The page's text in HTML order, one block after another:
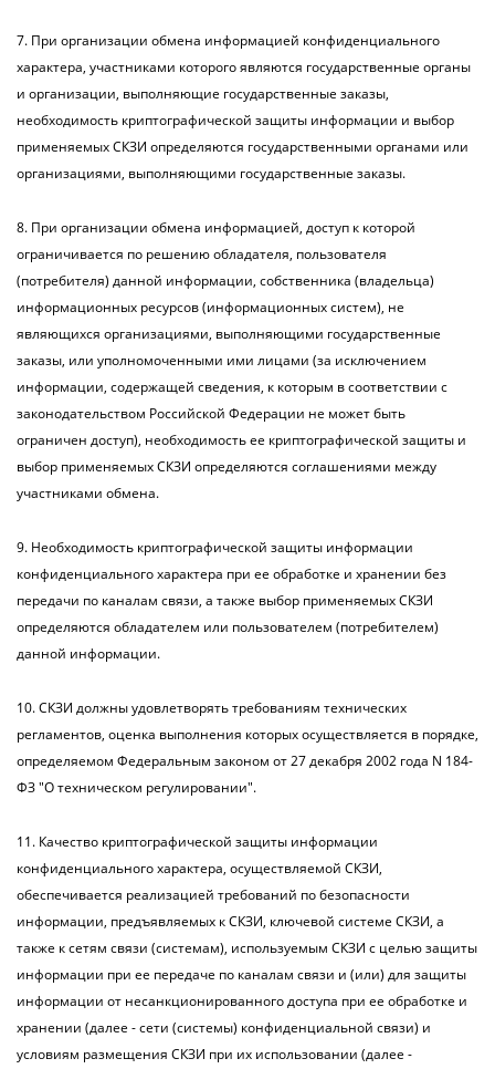
7. При организации обмена информацией конфиденциального
характера, участниками которого являются государственные органы
и организации, выполняющие государственные заказы,
необходимость криптографической защиты информации и выбор
применяемых СКЗИ определяются государственными органами или
организациями, выполняющими государственные заказы.
8. При организации обмена информацией, доступ к которой
ограничивается по решению обладателя, пользователя
(потребителя) данной информации, собственника (владельца)
информационных ресурсов (информационных систем), не
являющихся организациями, выполняющими государственные
заказы, или уполномоченными ими лицами (за исключением
информации, содержащей сведения, к которым в соответствии с
законодательством Российской Федерации не может быть
ограничен доступ), необходимость ее криптографической защиты и
выбор применяемых СКЗИ определяются соглашениями между
участниками обмена.
9. Необходимость криптографической защиты информации
конфиденциального характера при ее обработке и хранении без
передачи по каналам связи, а также выбор применяемых СКЗИ
определяются обладателем или пользователем (потребителем)
данной информации.
10. СКЗИ должны удовлетворять требованиям технических
регламентов, оценка выполнения которых осуществляется в порядке,
определяемом Федеральным законом от 27 декабря 2002 года N 184-
ФЗ "О техническом регулировании".
11. Качество криптографической защиты информации
конфиденциального характера, осуществляемой СКЗИ,
обеспечивается реализацией требований по безопасности
информации, предъявляемых к СКЗИ, ключевой системе СКЗИ, а
также к сетям связи (системам), используемым СКЗИ с целью защиты
информации при ее передаче по каналам связи и (или) для защиты
информации от несанкционированного доступа при ее обработке и
хранении (далее - сети (системы) конфиденциальной связи) и
условиям размещения СКЗИ при их использовании (далее -